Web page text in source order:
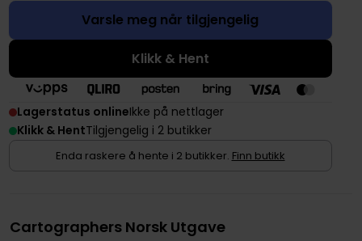
Varsle meg når tilgjengelig
Klikk & Hent
Lagerstatus onlineIkke på nettlager
Klikk & HentTilgjengelig i 2 butikker
Enda raskere å hente i 2 butikker. Finn butikk
Cartographers Norsk Utgave